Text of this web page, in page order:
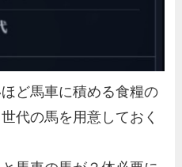
ど馬車に積める食糧の
代の馬を用意しておく